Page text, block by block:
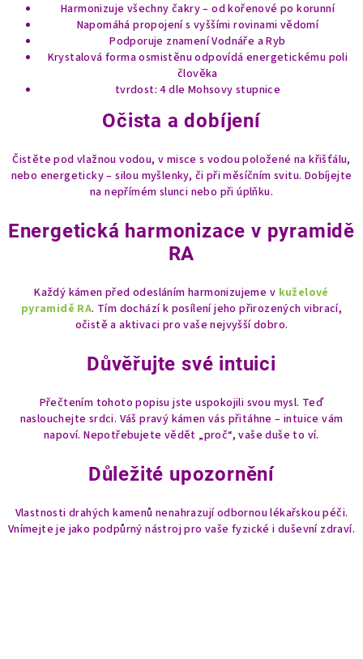
Harmonizuje všechny čakry – od kořenové po korunní
Napomáhá propojení s vyššími rovinami vědomí
Podporuje znamení Vodnáře a Ryb
Krystalová forma osmistěnu odpovídá energetickému poli
člověka
tvrdost: 4 dle Mohsovy stupnice
Očista a dobíjení
Čistěte pod vlažnou vodou, v misce s vodou položené na křišťálu,
nebo energeticky – silou myšlenky, či při měsíčním svitu. Dobíjejte
na nepřímém slunci nebo při úplňku.
Energetická harmonizace v pyramidě
RA
Každý kámen před odesláním harmonizujeme v kuželové
pyramidě RA. Tím dochází k posílení jeho přirozených vibrací,
očistě a aktivaci pro vaše nejvyšší dobro.
Důvěřujte své intuici
Přečtením tohoto popisu jste uspokojili svou mysl. Teď
naslouchejte srdci. Váš pravý kámen vás přitáhne – intuice vám
napoví. Nepotřebujete vědět „proč“, vaše duše to ví.
Důležité upozornění
Vlastnosti drahých kamenů nenahrazují odbornou lékařskou péči.
Vnímejte je jako podpůrný nástroj pro vaše fyzické i duševní zdraví.